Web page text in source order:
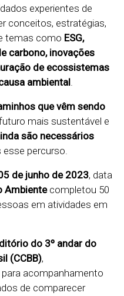
experientes de
conceitos, estratégias,
temas como ESG,
carbono, inovações
de ecossistemas
ambiental.
que vêm sendo
mais sustentável e
são necessários
percurso.
de junho de 2023, data
Ambientecompletou 50
em atividades em
do 3º andar do
(CCBB),
para acompanhamento
de comparecer